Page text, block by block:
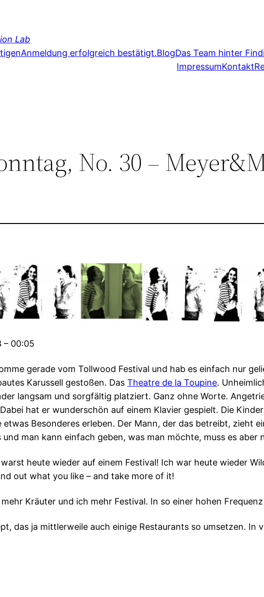
Lab
Anmeldung erfolgreich bestätigt.BlogDas Team hinter
ImpressumKontakt
No. 30 –
gerade vom Tollwood Festival und hab es einfach nur
Karussell gestoßen. DasTheatre de la Toupine.
langsam und sorgfältig platziert. Ganz ohne Worte.
hat er wunderschön auf einem Klavier gespielt. Die
etwas Besonderes erleben. Der Mann, der das betreibt, zieht
man kann einfach geben, was man möchte, muss es aber
heute wieder auf einem Festival! Ich war heute wieder
out what you like – and take more of it!
Kräuter und ich mehr Festival. In so einer hohen
das ja mittlerweile auch einige Restaurants so umsetzen. In